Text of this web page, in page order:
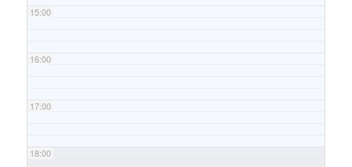
15:00
16:00
17:00
18:00